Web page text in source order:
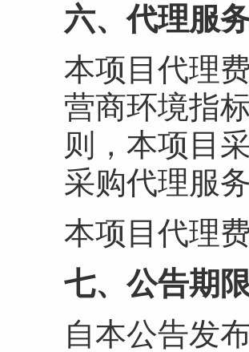
六、代理服
本项目代理
营商环境指
则，本项目
采购代理服
本项目代理
七、公告期限
自本公告发